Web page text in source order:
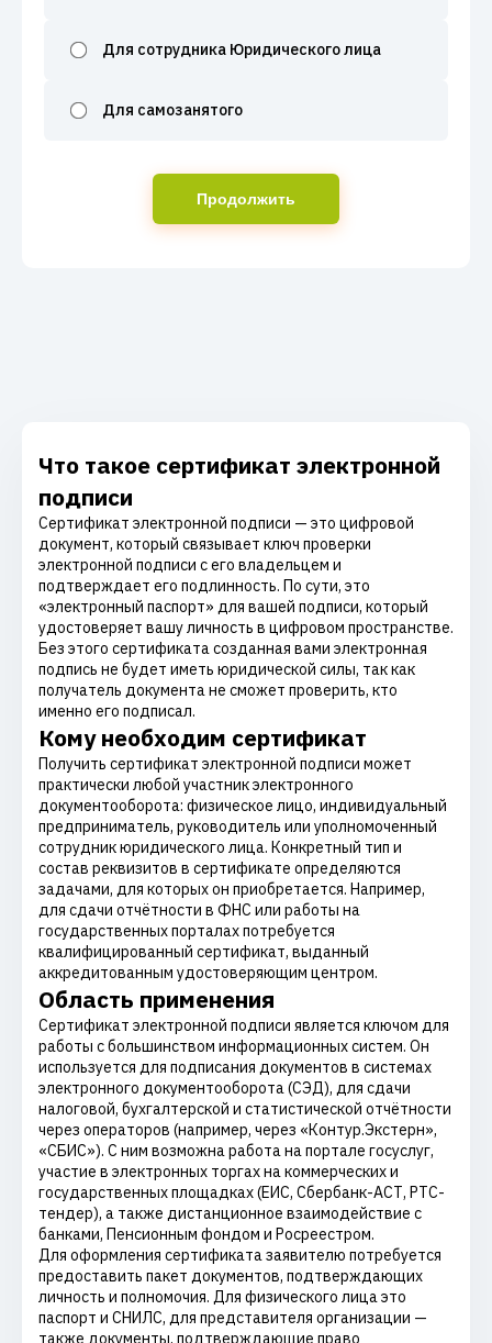
Для сотрудника Юридического лица
Для самозанятого
Продолжить
Что такое сертификат электронной
подписи
Сертификат электронной подписи — это цифровой
документ, который связывает ключ проверки
электронной подписи с его владельцем и
подтверждает его подлинность. По сути, это
«электронный паспорт» для вашей подписи, который
удостоверяет вашу личность в цифровом пространстве.
Без этого сертификата созданная вами электронная
подпись не будет иметь юридической силы, так как
получатель документа не сможет проверить, кто
именно его подписал.
Кому необходим сертификат
Получить сертификат электронной подписи может
практически любой участник электронного
документооборота: физическое лицо, индивидуальный
предприниматель, руководитель или уполномоченный
сотрудник юридического лица. Конкретный тип и
состав реквизитов в сертификате определяются
задачами, для которых он приобретается. Например,
для сдачи отчётности в ФНС или работы на
государственных порталах потребуется
квалифицированный сертификат, выданный
аккредитованным удостоверяющим центром.
Область применения
Сертификат электронной подписи является ключом для
работы с большинством информационных систем. Он
используется для подписания документов в системах
электронного документооборота (СЭД), для сдачи
налоговой, бухгалтерской и статистической отчётности
через операторов (например, через «Контур.Экстерн»,
«СБИС»). С ним возможна работа на портале госуслуг,
участие в электронных торгах на коммерческих и
государственных площадках (ЕИС, Сбербанк-АСТ, РТС-
тендер), а также дистанционное взаимодействие с
банками, Пенсионным фондом и Росреестром.
Для оформления сертификата заявителю потребуется
предоставить пакет документов, подтверждающих
личность и полномочия. Для физического лица это
паспорт и СНИЛС, для представителя организации —
также документы, подтверждающие право